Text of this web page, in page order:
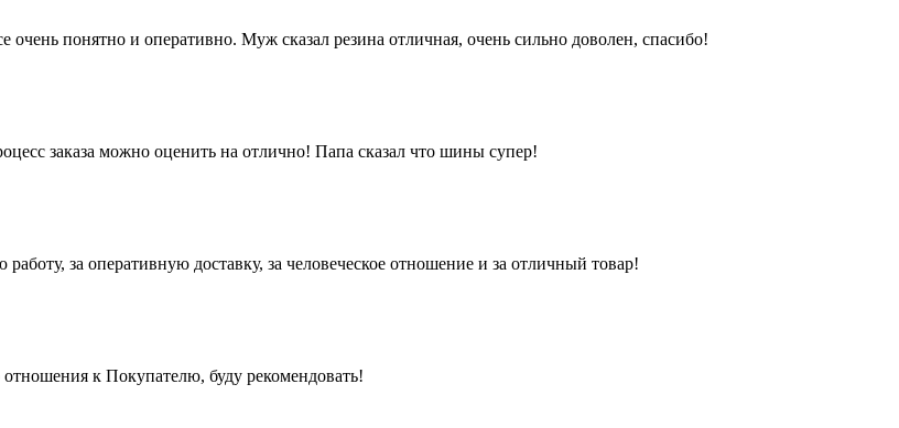
понятно и оперативно. Муж сказал резина отличная, очень сильно доволен, спасибо!
заказа можно оценить на отлично! Папа сказал что шины супер!
за оперативную доставку, за человеческое отношение и за отличный товар!
к Покупателю, буду рекомендовать!